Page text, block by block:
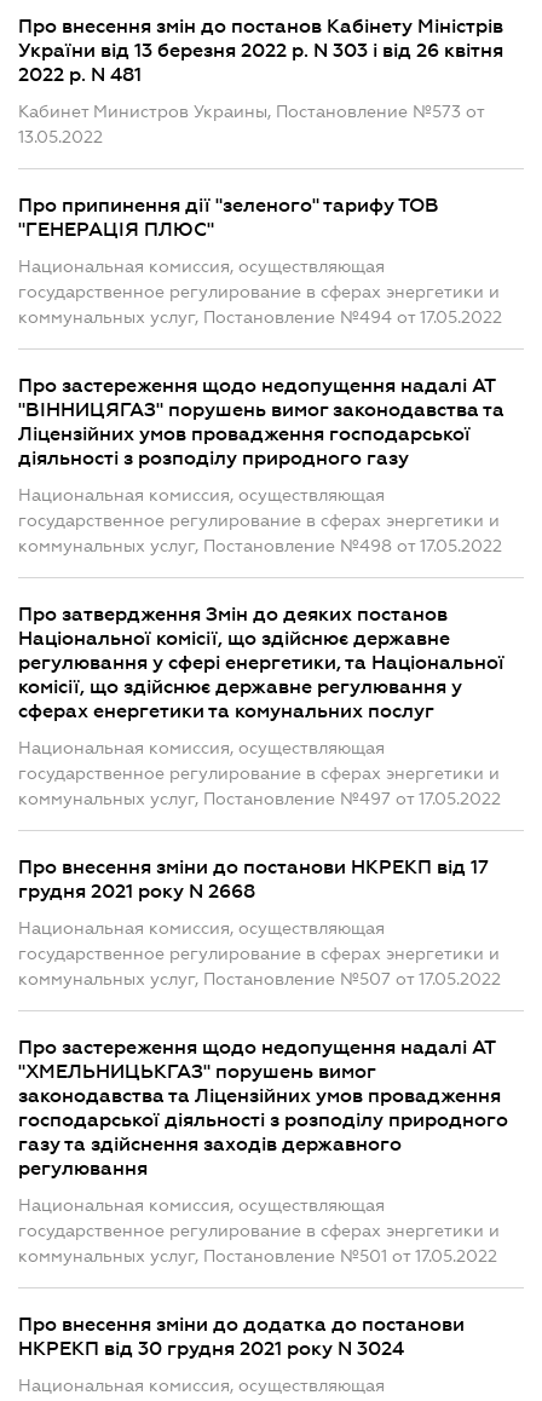
Про внесення змін до постанов Кабінету Міністрів
України від 13 березня 2022 р. N 303 і від 26 квітня
2022 р. N 481
Кабинет Министров Украины, Постановление №573 от
13.05.2022
Про припинення дії "зеленого" тарифу ТОВ
"ГЕНЕРАЦІЯ ПЛЮС"
Национальная комиссия, осуществляющая
государственное регулирование в сферах энергетики и
коммунальных услуг, Постановление №494 от 17.05.2022
Про застереження щодо недопущення надалі АТ
"ВІННИЦЯГАЗ" порушень вимог законодавства та
Ліцензійних умов провадження господарської
діяльності з розподілу природного газу
Национальная комиссия, осуществляющая
государственное регулирование в сферах энергетики и
коммунальных услуг, Постановление №498 от 17.05.2022
Про затвердження Змін до деяких постанов
Національної комісії, що здійснює державне
регулювання у сфері енергетики, та Національної
комісії, що здійснює державне регулювання у
сферах енергетики та комунальних послуг
Национальная комиссия, осуществляющая
государственное регулирование в сферах энергетики и
коммунальных услуг, Постановление №497 от 17.05.2022
Про внесення зміни до постанови НКРЕКП від 17
грудня 2021 року N 2668
Национальная комиссия, осуществляющая
государственное регулирование в сферах энергетики и
коммунальных услуг, Постановление №507 от 17.05.2022
Про застереження щодо недопущення надалі АТ
"ХМЕЛЬНИЦЬКГАЗ" порушень вимог
законодавства та Ліцензійних умов провадження
господарської діяльності з розподілу природного
газу та здійснення заходів державного
регулювання
Национальная комиссия, осуществляющая
государственное регулирование в сферах энергетики и
коммунальных услуг, Постановление №501 от 17.05.2022
Про внесення зміни до додатка до постанови
НКРЕКП від 30 грудня 2021 року N 3024
Национальная комиссия, осуществляющая